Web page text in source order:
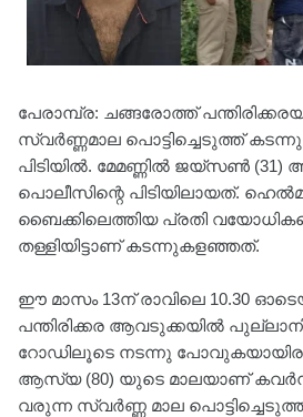
പേരാമ്പ്ര: ചങ്ങരോത്ത്
സ്വര്‍ണ്ണമാല പൊട്ടിച്ചെടുത്ത്
പിടിയില്‍. മേമണ്ണില്‍ ജയ്‌സണ്‍
പൊലീസിന്റെ പിടിയിലായത്.
ബൈക്കിലെത്തിയ പ്രതി
തള്ളിയിട്ടാണ് കടന്നുകളഞ്ഞത്.
ഈ മാസം 13ന് രാവിലെ 10.30
പന്തിരിക്കര ആവടുക്കയില്‍
റോഡിലൂടെ നടന്നു
ആസ്യ (80) യുടെ മാലയാണ്
വരുന്ന സ്വര്‍ണ്ണ മാല